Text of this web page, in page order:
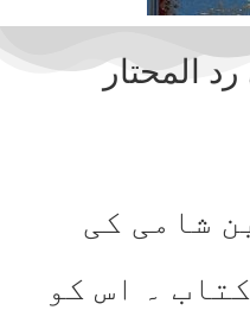
المحتار
شامی کی
۔ اس کو